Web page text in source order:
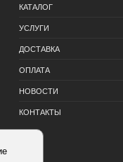
КАТАЛОГ
УСЛУГИ
ДОСТАВКА
ОПЛАТА
НОВОСТИ
КОНТАКТЫ